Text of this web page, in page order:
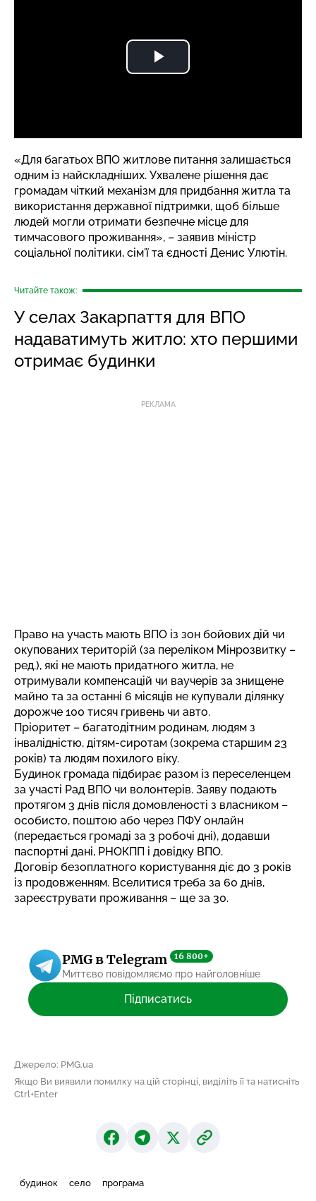
«Для багатьох ВПО житлове питання залишається
одним із найскладніших. Ухвалене рішення дає
громадам чіткий механізм для придбання житла та
використання державної підтримки, щоб більше
людей могли отримати безпечне місце для
тимчасового проживання», – заявив міністр
соціальної політики, сім'ї та єдності Денис Улютін.
Читайте також:
У селах Закарпаття для ВПО
надаватимуть житло: хто першими
отримає будинки
РЕКЛАМА
Право на участь мають ВПО із зон бойових дій чи
окупованих територій (за переліком Мінрозвитку –
ред.), які не мають придатного житла, не
отримували компенсацій чи ваучерів за знищене
майно та за останні 6 місяців не купували ділянку
дорожче 100 тисяч гривень чи авто.
Пріоритет – багатодітним родинам, людям з
інвалідністю, дітям-сиротам (зокрема старшим 23
років) та людям похилого віку.
Будинок громада підбирає разом із переселенцем
за участі Рад ВПО чи волонтерів. Заяву подають
протягом 3 днів після домовленості з власником –
особисто, поштою або через ПФУ онлайн
(передається громаді за 3 робочі дні), додавши
паспортні дані, РНОКПП і довідку ВПО.
Договір безоплатного користування діє до 3 років
із продовженням. Вселитися треба за 60 днів,
зареєструвати проживання – ще за 30.
PMG в Telegram 16 800+
Миттєво повідомляємо про найголовніше
Підписатись
Джерело: PMG.ua
Якщо Ви виявили помилку на цій сторінці, виділіть її та натисніть
Ctrl+Enter
будинок село програма